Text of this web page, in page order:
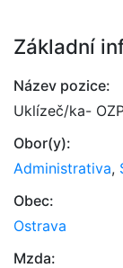
Základní
Název pozice:
Uklízeč/ka-
Obor(y):
Administrativa,
Obec:
Ostrava
Mzda: